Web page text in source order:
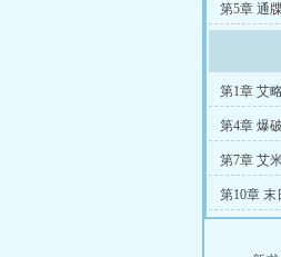
第5章 通
第1章 艾
第4章 爆破
第7章 艾
第10章 末